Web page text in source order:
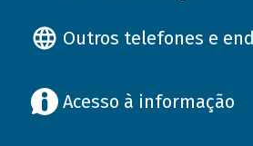
Outros telefones e
Acesso à informação